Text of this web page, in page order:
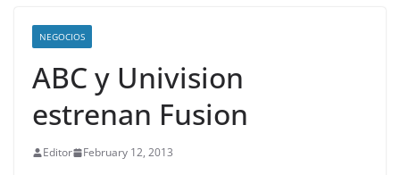
NEGOCIOS
ABC y Univision
estrenan Fusion
Editor February 12, 2013